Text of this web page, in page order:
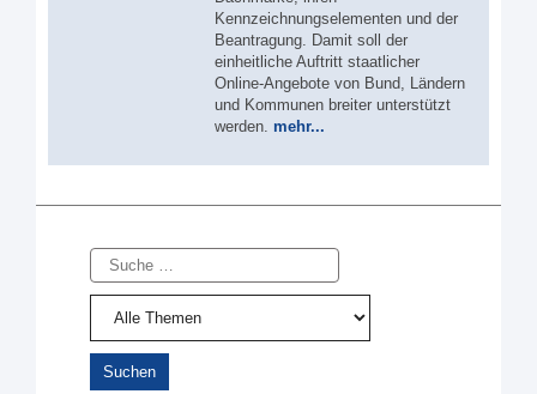
Kennzeichnungselementen und der
Beantragung. Damit soll der
einheitliche Auftritt staatlicher
Online-Angebote von Bund, Ländern
und Kommunen breiter unterstützt
werden. mehr...
Suche